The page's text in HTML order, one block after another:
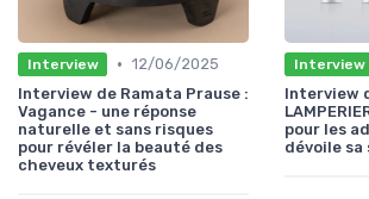
Interview • 12/06/2025
Interview de Ramata Prause :
Vagance - une réponse
naturelle et sans risques
pour révéler la beauté des
cheveux texturés
Interview
Interview
pour les
dévoile